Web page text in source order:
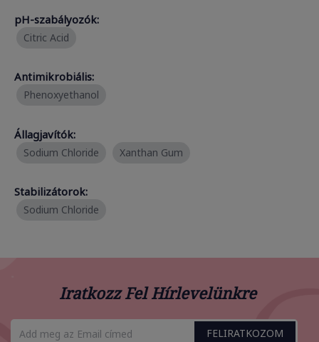
pH-szabályozók:
Citric Acid
Antimikrobiális:
Phenoxyethanol
Állagjavítók:
Sodium Chloride Xanthan Gum
Stabilizátorok:
Sodium Chloride
Iratkozz Fel Hírlevelünkre
FELIRATKOZOM